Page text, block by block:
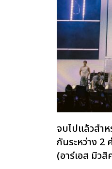
จบไปแล้วสำ
กันระหว่าง 2
(อาร์เอส มิวสิ